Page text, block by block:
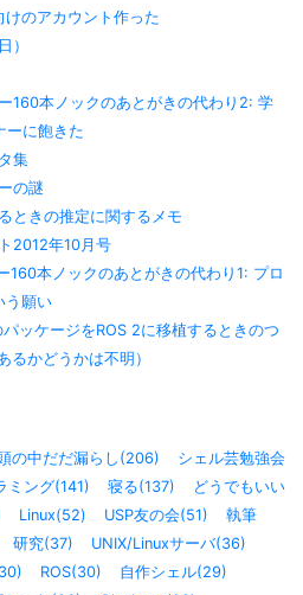
のアカウント作った
）
160本ノックのあとがきの代わり2: 学
ーに飽きた
集
の謎
ときの推定に関するメモ
2012年10月号
160本ノックのあとがきの代わり1: プロ
う願い
ッケージをROS 2に移植するときのつ
かどうかは不明）
の中だだ漏らし(206)
シェル芸勉強会
ミング(141) 寝る(137)
どうでもいい
Linux(52) USP友の会(51)
執筆
研究(37)
UNIX/Linuxサーバ(36)
ROS(30)
自作シェル(29)